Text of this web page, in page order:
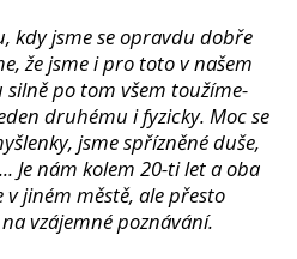
kdy jsme se opravdu dobře
že jsme i pro toto v našem
po tom všem toužíme-
druhému i fyzicky. Moc se
jsme spřízněné duše,
Je nám kolem 20-ti let a oba
v jiném městě, ale přesto
vzájemné poznávání.